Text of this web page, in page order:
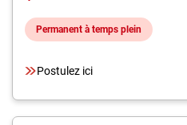
Ma boîte à outils
Conseils carrière
Permanent à temps plein
Postulez ici